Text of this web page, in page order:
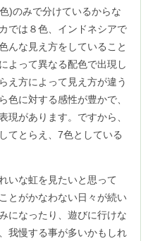
)のみで分けているからな
では８色、インドネシアで
んな見え方をしていること
よって異なる配色で出現し
え方によって見え方が違う
色に対する感性が豊かで、
現があります。ですから、
てとらえ、7色としている
いな虹を見たいと思って
とがかなわない日々が続い
になったり、遊びに行けな
我慢する事が多いかもしれ